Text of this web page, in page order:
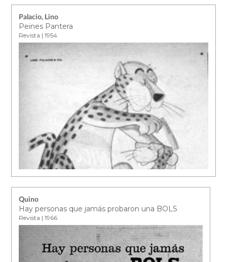
Palacio, Lino
Peines Pantera
Revista | 1954
Quino
Hay personas que jamás probaron una BOLS
Revista | 1966